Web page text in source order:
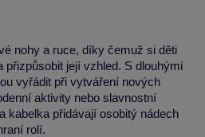
nohy a ruce, díky čemuž si děti
přizpůsobit její vzhled. S dlouhými
vyřádit při vytváření nových
aktivity nebo slavnostní
kabelka přidávají osobitý nádech
rolí.